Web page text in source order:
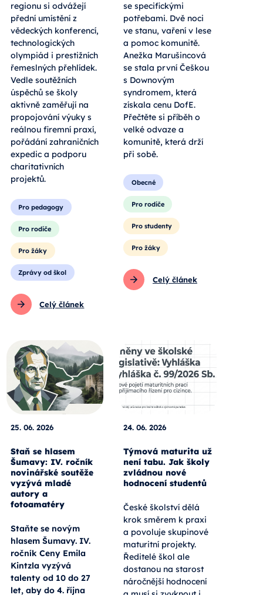
regionu si odvážejí
přední umístění z
vědeckých konferencí,
technologických
olympiád i prestižních
řemeslných přehlídek.
Vedle soutěžních
úspěchů se školy
aktivně zaměřují na
propojování výuky s
reálnou firemní praxí,
pořádání zahraničních
expedic a podporu
charitativních
projektů.
Pro pedagogy
Pro rodiče
Pro žáky
Zprávy od škol
Celý článek
se specifickými
potřebami. Dvě noci
ve stanu, vaření v lese
a pomoc komunitě.
Anežka Marušincová
se stala první Češkou
s Downovým
syndromem, která
získala cenu DofE.
Přečtěte si příběh o
velké odvaze a
komunitě, která drží
při sobě.
Obecné
Pro rodiče
Pro studenty
Pro žáky
Celý článek
25. 06. 2026
Staň se hlasem
Šumavy: IV. ročník
novinářské soutěže
vyzývá mladé
autory a
fotoamatéry
Staňte se novým
hlasem Šumavy. IV.
ročník Ceny Emila
Kintzla vyzývá
talenty od 10 do 27
let, aby do 4. října
24. 06. 2026
Týmová maturita už
není tabu. Jak školy
zvládnou nové
hodnocení studentů
České školství dělá
krok směrem k praxi
a povoluje skupinové
maturitní projekty.
Ředitelé škol ale
dostanou na starost
náročnější hodnocení